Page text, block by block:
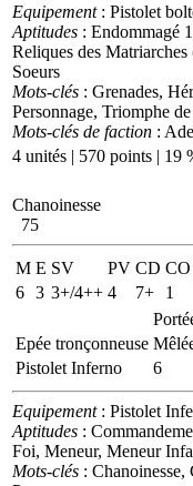
Equipement: Pistolet
Aptitudes : Endommagé
Reliques des
Soeurs
Mots-clés : Grenades,
Personnage, Triomphe
Mots-clés de faction :
4 unités | 570 points | 19
Chanoinesse
75
M E SV PV CD CO
6 3 3+/4++ 4 7+
1
Epée tronçonneuse
Pistolet Inferno
6
Equipement: Pistolet
Aptitudes :
Foi, Meneur, Meneur
Mots-clés :